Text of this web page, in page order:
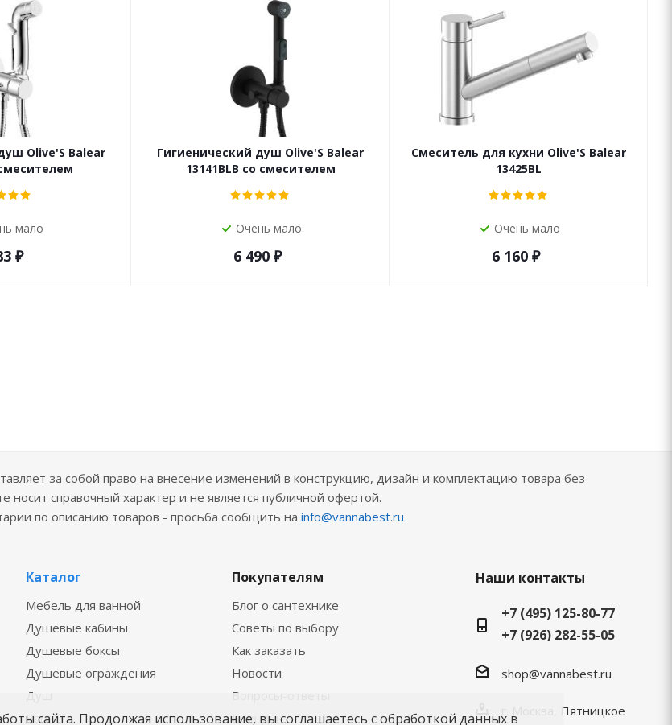
Olive'S Balear
мало
₽
Гигиенический душ Olive'S Balear
13141BLB со смесителем
Очень мало
6 490 ₽
Смеситель для кухни Olive'S Balear
13425BL
Очень мало
6 160 ₽
за собой право на внесение изменений в конструкцию, дизайн и комплектацию товара без
справочный характер и не является публичной офертой.
по описанию товаров - просьба сообщить на info@vannabest.ru
Каталог
Мебель для ванной
Душевые кабины
Душевые боксы
Душевые ограждения
Душ
Ванны
Покупателям
Блог о сантехнике
Советы по выбору
Как заказать
Новости
Вопросы-ответы
Бренды
Наши контакты
+7 (495) 125-80-77
+7 (926) 282-55-05
shop@vannabest.ru
г. Москва, Пятницкое
сайта. Продолжая использование, вы соглашаетесь с обработкой данных в